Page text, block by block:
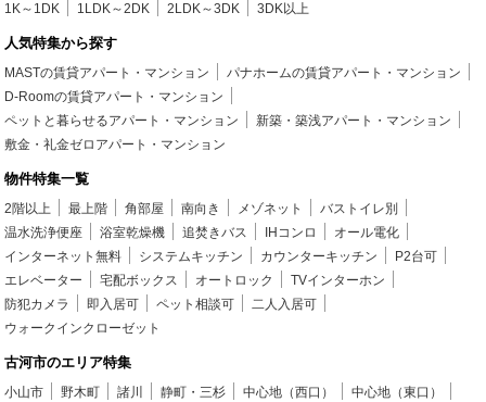
1K～1DK 1LDK～2DK 2LDK～3DK 3DK以上
人気特集から探す
MASTの賃貸アパート・マンション
パナホームの賃貸アパート・マンション
D-Roomの賃貸アパート・マンション
ペットと暮らせるアパート・マンション
新築・築浅アパート・マンション
敷金・礼金ゼロアパート・マンション
物件特集一覧
2階以上 最上階 角部屋 南向き メゾネット
バストイレ別
温水洗浄便座
浴室乾燥機 追焚きバス IHコンロ
オール電化
インターネット無料
システムキッチン カウンターキッチン
P2台可
エレベーター
宅配ボックス オートロック
TVインターホン
防犯カメラ
即入居可 ペット相談可
二人入居可
ウォークインクローゼット
古河市のエリア特集
小山市 野木町 諸川 静町・三杉 中心地（西口）
中心地（東口）